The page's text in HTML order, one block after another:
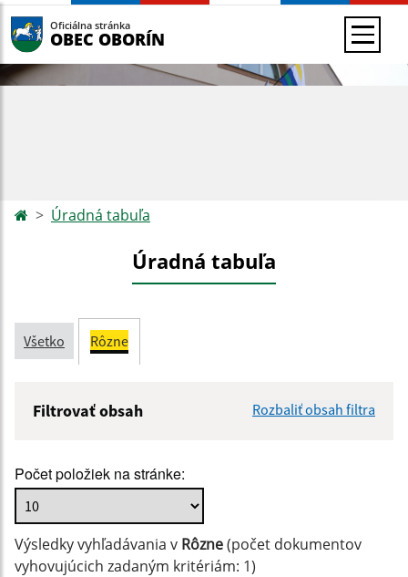
Oficiálna stránka
OBEC OBORÍN
Úradná tabuľa
Úradná tabuľa
Všetko Rôzne
Filtrovať obsah Rozbaliť obsah filtra
Popis:
Dátum zverejnenia od:
Počet položiek na stránke:
Výsledky vyhľadávania v Rôzne(počet dokumentov
vyhovujúcich zadaným kritériám: 1)